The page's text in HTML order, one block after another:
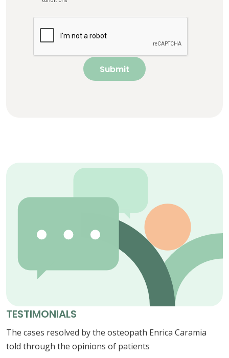
Submit
TESTIMONIALS
The cases resolved by the osteopath Enrica Caramia
told through the opinions of patients